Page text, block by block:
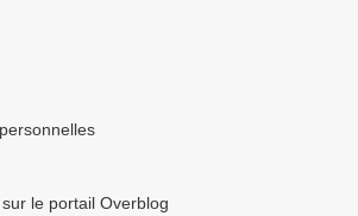
le portail Overblog